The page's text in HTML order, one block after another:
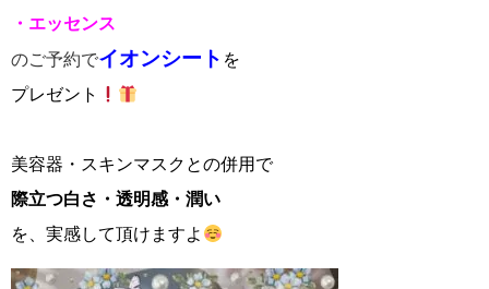
・エッセンス
のご予約でイオンシート を
プレゼント
美容器・スキンマスクとの併用で
際立つ白さ・透明感・潤い
を、実感して頂けますよ